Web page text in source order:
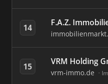
14 F.A.Z.
15 VRM Holding
vrm-immo.de